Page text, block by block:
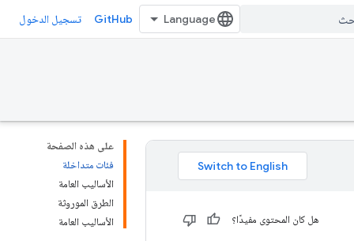
GitHub تسجيل الدخول
على هذه الصفحة
فئات متداخلة
الأساليب العامة
الطرق الموروثة
الأساليب العامة
هل كان المحتوى مفيدًا؟